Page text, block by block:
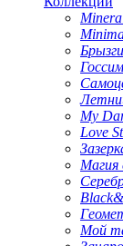
My
Love
Магия
Мой